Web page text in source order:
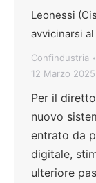
Leonessi
avvicinarsi al
Confindustria
12 Marzo 2025
Per il
nuovo
entrato da
digitale,
ulteriore